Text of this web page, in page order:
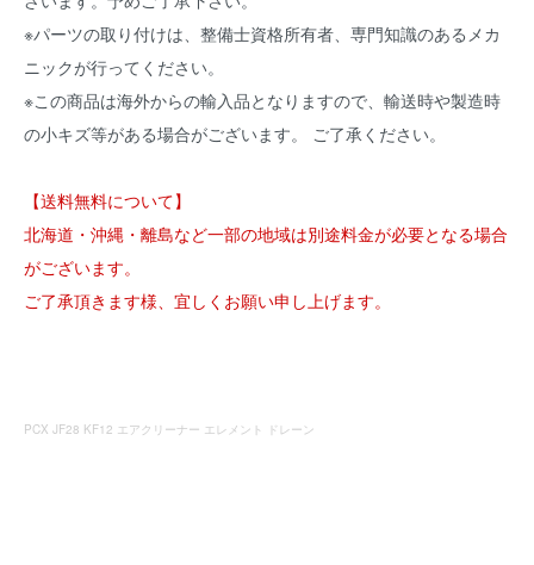
※パーツの取り付けは、整備士資格所有者、専門知識のあるメカ
ニックが行ってください。
※この商品は海外からの輸入品となりますので、輸送時や製造時
の小キズ等がある場合がございます。 ご了承ください。
【送料無料について】
北海道・沖縄・離島など一部の地域は別途料金が必要となる場合
がございます。
ご了承頂きます様、宜しくお願い申し上げます。
PCX JF28 KF12 エアクリーナー エレメント ドレーン